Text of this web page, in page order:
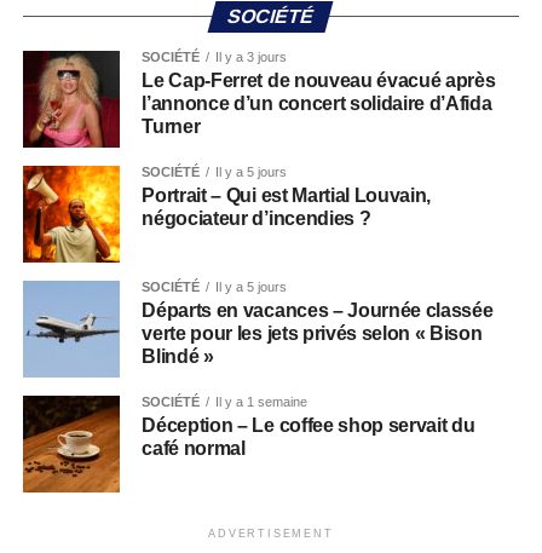
SOCIÉTÉ
SOCIÉTÉ Il y a 3 jours
Le Cap-Ferret de nouveau évacué après
l’annonce d’un concert solidaire d’Afida
Turner
SOCIÉTÉ Il y a 5 jours
Portrait – Qui est Martial Louvain,
négociateur d’incendies ?
SOCIÉTÉ Il y a 5 jours
Départs en vacances – Journée classée
verte pour les jets privés selon « Bison
Blindé »
SOCIÉTÉ Il y a 1 semaine
Déception – Le coffee shop servait du
café normal
ADVERTISEMENT